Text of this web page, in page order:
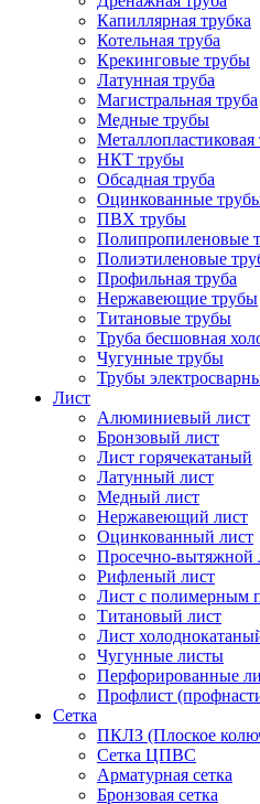
Капиллярная трубка
Котельная труба
Крекинговые трубы
Латунная труба
Магистральная труба
Медные трубы
Металлопластиковая
НКТ трубы
Обсадная труба
Оцинкованные
ПВХ трубы
Полипропиленовые
Полиэтиленовые
Профильная труба
Нержавеющие трубы
Титановые трубы
Труба бесшовная
Чугунные трубы
Трубы
Лист
Алюминиевый лист
Бронзовый лист
Лист горячекатаный
Латунный лист
Медный лист
Нержавеющий лист
Оцинкованный лист
Просечно-
Рифленый лист
Лист с полимерным
Титановый лист
Лист
Чугунные листы
Перфорированные
Профлист
Сетка
ПКЛЗ (Плоское
Сетка ЦПВС
Арматурная сетка
Бронзовая сетка